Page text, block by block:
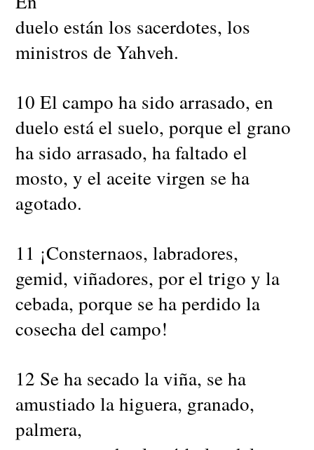
duelo están los sacerdotes, los
ministros de Yahveh.
10 El campo ha sido arrasado, en
duelo está el suelo, porque el grano
ha sido arrasado, ha faltado el
mosto, y el aceite virgen se ha
agotado.
11 ¡Consternaos, labradores,
gemid, viñadores, por el trigo y la
cebada, porque se ha perdido la
cosecha del campo!
12 Se ha secado la viña, se ha
amustiado la higuera, granado,
palmera,